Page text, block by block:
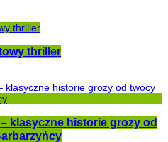
thriller
klasyczne historie grozy od